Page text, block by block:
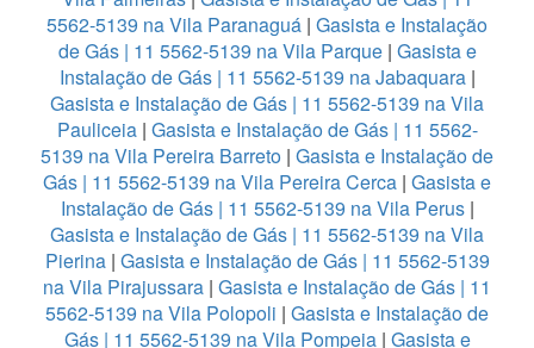
5562-5139 na Vila Paranaguá | Gasista e Instalação
de Gás | 11 5562-5139 na Vila Parque| Gasista e
Instalação de Gás | 11 5562-5139 na Jabaquara|
Gasista e Instalação de Gás | 11 5562-5139 na Vila
Pauliceia| Gasista e Instalação de Gás | 11 5562-
5139 na Vila Pereira Barreto | Gasista e Instalação de
Gás | 11 5562-5139 na Vila Pereira Cerca | Gasista e
Instalação de Gás | 11 5562-5139 na Vila Perus|
Gasista e Instalação de Gás | 11 5562-5139 na Vila
Pierina| Gasista e Instalação de Gás | 11 5562-5139
na Vila Pirajussara | Gasista e Instalação de Gás | 11
5562-5139 na Vila Polopoli | Gasista e Instalação de
Gás | 11 5562-5139 na Vila Pompeia| Gasista e